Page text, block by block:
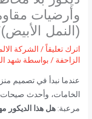
وأرضيات
(النمل
اترك تعليقاً / الشركة
الزاحفة / بواسطة شهد
عندما نبدأ في تصميم
الخامات، وأحدث صيحات
مرعبة: هل هذا الديكور